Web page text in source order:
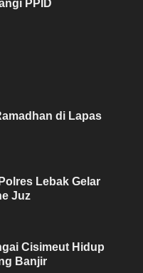
PPID
di Lapas
Lebak Gelar
Juz
Cisimeut Hidup
Banjir